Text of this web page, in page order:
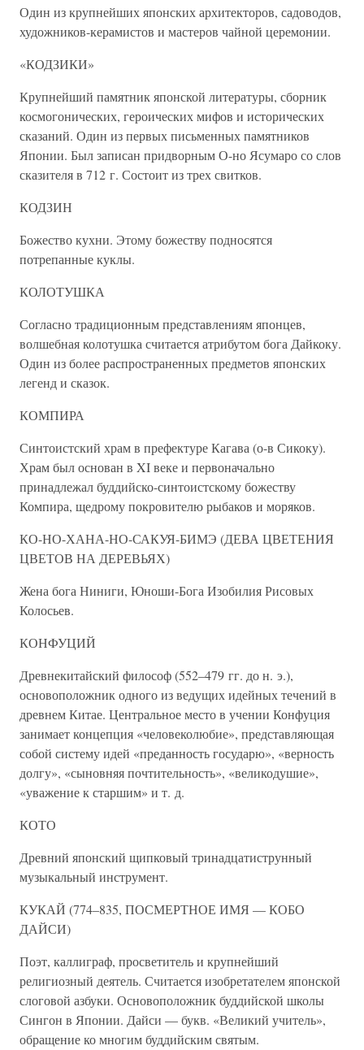
Один из крупнейших японских архитекторов, садоводов,
художников-керамистов и мастеров чайной церемонии.
«КОДЗИКИ»
Крупнейший памятник японской литературы, сборник
космогонических, героических мифов и исторических
сказаний. Один из первых письменных памятников
Японии. Был записан придворным О-но Ясумаро со слов
сказителя в 712 г. Состоит из трех свитков.
КОДЗИН
Божество кухни. Этому божеству подносятся
потрепанные куклы.
КОЛОТУШКА
Согласно традиционным представлениям японцев,
волшебная колотушка считается атрибутом бога Дайкоку.
Один из более распространенных предметов японских
легенд и сказок.
КОМПИРА
Синтоистский храм в префектуре Кагава (о-в Сикоку).
Храм был основан в XI веке и первоначально
принадлежал буддийско-синтоистскому божеству
Компира, щедрому покровителю рыбаков и моряков.
КО-НО-ХАНА-НО-САКУЯ-БИМЭ (ДЕВА ЦВЕТЕНИЯ
ЦВЕТОВ НА ДЕРЕВЬЯХ)
Жена бога Ниниги, Юноши-Бога Изобилия Рисовых
Колосьев.
КОНФУЦИЙ
Древнекитайский философ (552–479 гг. до н. э.),
основоположник одного из ведущих идейных течений в
древнем Китае. Центральное место в учении Конфуция
занимает концепция «человеколюбие», представляющая
собой систему идей «преданность государю», «верность
долгу», «сыновняя почтительность», «великодушие»,
«уважение к старшим» и т. д.
КОТО
Древний японский щипковый тринадцатиструнный
музыкальный инструмент.
КУКАЙ (774–835, ПОСМЕРТНОЕ ИМЯ — КОБО
ДАЙСИ)
Поэт, каллиграф, просветитель и крупнейший
религиозный деятель. Считается изобретателем японской
слоговой азбуки. Основоположник буддийской школы
Сингон в Японии. Дайси — букв. «Великий учитель»,
обращение ко многим буддийским святым.